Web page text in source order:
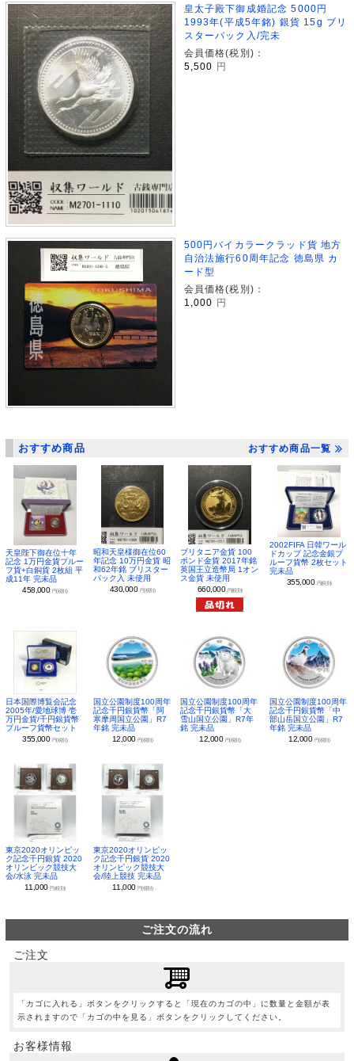
皇太子殿下御成婚記念 5000円
1993年(平成5年銘) 銀貨 15g ブリ
スターパック入/完未
会員価格(税別)：
5,500 円
500円バイカラークラッド貨 地方
自治法施行60周年記念 徳島県 カ
ード型
会員価格(税別)：
1,000
円
おすすめ商品 おすすめ商品一覧
天皇陛下御在位十年
記念 1万円金貨プルー
フ貨+白銅貨 2枚組 平
成11年 完未品
458,000 円(税別)
昭和天皇様御在位60
年記念 10万円金貨 昭
和62年銘 ブリスター
パック入 未使用
430,000 円(税別)
ブリタニア金貨 100
ポンド金貨 2017年銘
英国王立造幣局 1オン
ス金貨 未使用
660,000 円(税別)
2002FIFA 日韓ワール
ドカップ 記念金銀プ
ルーフ貨幣 2枚セット
完未品
355,000 円(税別)
日本国際博覧会記念
2005年/愛地球博 壱
万円金貨/千円銀貨幣
プルーフ貨幣セット
355,000 円(税別)
国立公園制度100周年
記念千円銀貨幣「阿
寒摩周国立公園」R7
年銘 完未品
12,000 円(税別)
国立公園制度100周年
記念千円銀貨幣「大
雪山国立公園」R7年
銘 完未品
12,000 円(税別)
国立公園制度100周年
記念千円銀貨幣「中
部山岳国立公園」R7
年銘 完未品
12,000 円(税別)
東京2020オリンピッ
ク記念千円銀貨 2020
オリンピック競技大
会/水泳 完未品
11,000円(税別)
東京2020オリンピッ
ク記念千円銀貨 2020
オリンピック競技大
会/陸上競技 完未品
11,000 円(税別)
ご注文の流れ
ご注文
「カゴに入れる」ボタンをクリックすると「現在のカゴの中」に数量と金額が表
示されますので「カゴの中を見る」ボタンをクリックしてください。
お客様情報